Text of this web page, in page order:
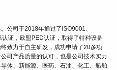
公司于2018年通过了ISO9001、
证，欧盟PED认证，取得了特种设备
致力于自主研发，成功申请了20多项
司产品质量的认可，也是公司技术实力
体、新能源、医药、石油、化工、船舶